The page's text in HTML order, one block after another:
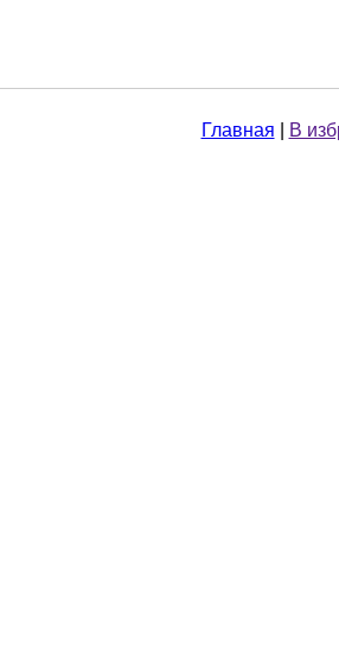
Главная В